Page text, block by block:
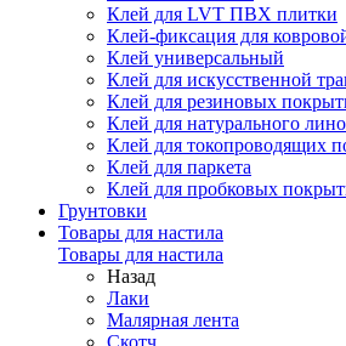
Клей для LVT ПВХ плитки
Клей-фиксация для
Клей универсальный
Клей для искусственной
Клей для резиновых
Клей для натурального
Клей для токопроводящих
Клей для паркета
Клей для пробковых
Грунтовки
Товары для настила
Товары для настила
Назад
Лаки
Малярная лента
Скотч